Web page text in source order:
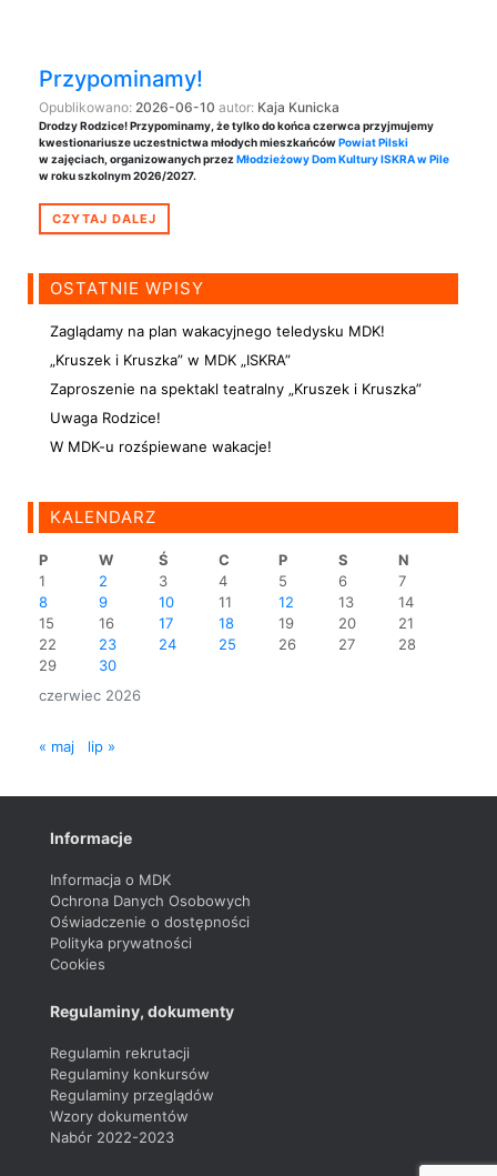
Przypominamy!
Opublikowano: 2026-06-10 autor: Kaja Kunicka
Drodzy Rodzice! Przypominamy, że tylko do końca czerwca przyjmujemy
kwestionariusze uczestnictwa młodych mieszkańcówPowiat Pilski
w zajęciach, organizowanych przez Młodzieżowy Dom Kultury ISKRA w Pile
w roku szkolnym 2026/2027.
CZYTAJ DALEJ
OSTATNIE WPISY
Zaglądamy na plan wakacyjnego teledysku MDK!
„Kruszek i Kruszka” w MDK „ISKRA”
Zaproszenie na spektakl teatralny „Kruszek i Kruszka”
Uwaga Rodzice!
W MDK-u rozśpiewane wakacje!
KALENDARZ
czerwiec 2026
P W Ś C P S
N
1
2 3 4 5 6
7
8
9 10 11 12 13
14
15
16 17 18 19 20
21
22
23 24 25 26 27
28
29
30
« maj lip »
Informacje
Informacja o MDK
Ochrona Danych Osobowych
Oświadczenie o dostępności
Polityka prywatności
Cookies
Regulaminy, dokumenty
Regulamin rekrutacji
Regulaminy konkursów
Regulaminy przeglądów
Wzory dokumentów
Nabór 2022-2023